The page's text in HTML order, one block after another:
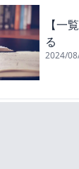
【一
る
2024/